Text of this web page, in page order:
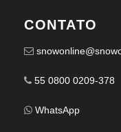
CONTATO
55 0800 0209-378
WhatsApp